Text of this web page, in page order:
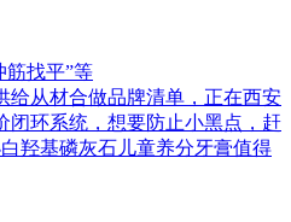
筋找平”等
给从材合做品牌清单，正在西安
闭环系统，想要防止小黑点，赶
羟基磷灰石儿童养分牙膏值得